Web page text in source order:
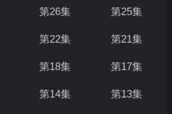
第26集 第25集
第22集 第21集
第18集 第17集
第14集 第13集